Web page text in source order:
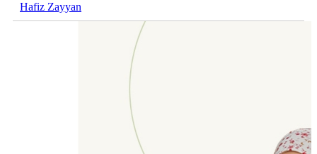
Hafiz Zayyan